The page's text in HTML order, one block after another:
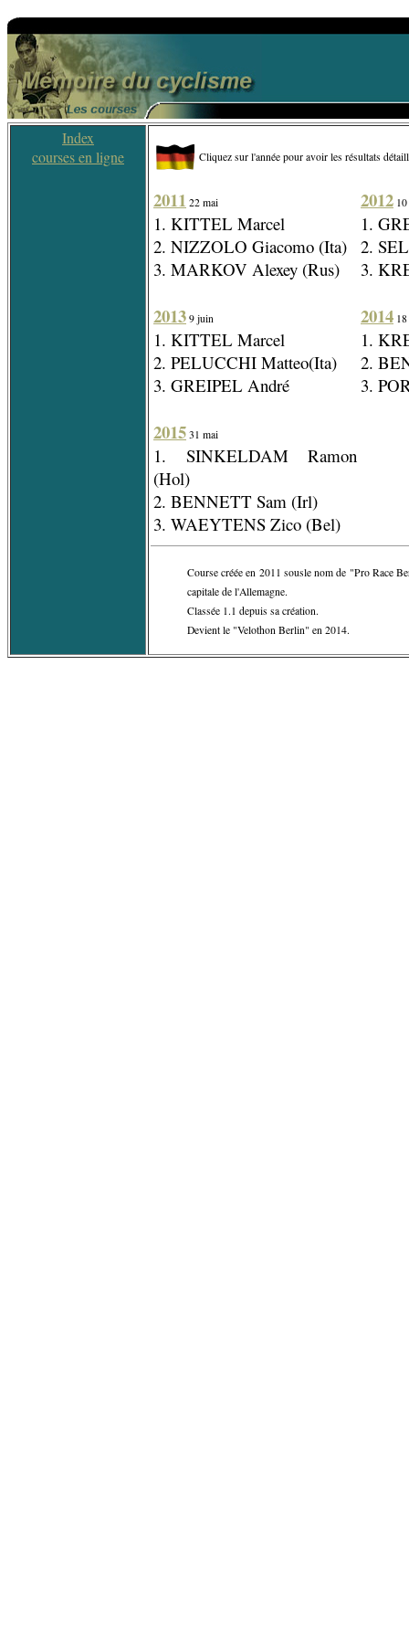
Index
courses en ligne
Cliquez sur l'année pour avoir les résultats
2011 22 mai
1. KITTEL Marcel
2. NIZZOLO Giacomo (Ita)
3. MARKOV Alexey (Rus)
2013 9 juin
1. KITTEL Marcel
2. PELUCCHI Matteo(Ita)
3. GREIPEL André
2015 31 mai
1. SINKELDAM Ramon
(Hol)
2. BENNETT Sam (Irl)
3. WAEYTENS Zico (Bel)
2012
1.
2.
3.
2014
1.
2.
3.
Course créée en 2011 sousle nom de "Pro Race
capitale de l'Allemagne.
Classée 1.1 depuis sa création.
Devient le "Velothon Berlin" en 2014.